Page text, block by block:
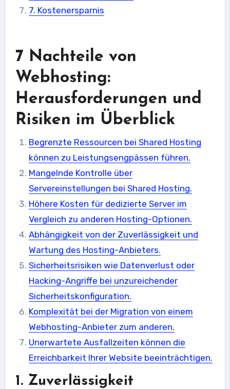
7. Kostenersparnis
7 Nachteile von
Webhosting:
Herausforderungen und
Risiken im Überblick
Begrenzte Ressourcen bei Shared Hosting
können zu Leistungsengpässen führen.
Mangelnde Kontrolle über
Servereinstellungen bei Shared Hosting.
Höhere Kosten für dedizierte Server im
Vergleich zu anderen Hosting-Optionen.
Abhängigkeit von der Zuverlässigkeit und
Wartung des Hosting-Anbieters.
Sicherheitsrisiken wie Datenverlust oder
Hacking-Angriffe bei unzureichender
Sicherheitskonfiguration.
Komplexität bei der Migration von einem
Webhosting-Anbieter zum anderen.
Unerwartete Ausfallzeiten können die
Erreichbarkeit Ihrer Website beeinträchtigen.
1. Zuverlässigkeit